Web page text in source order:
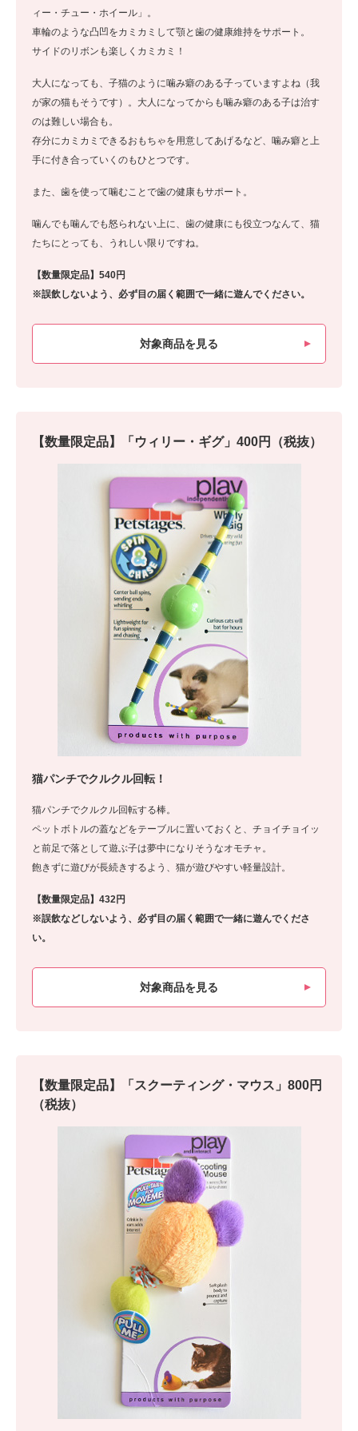
ィー・チュー・ホイール」。
車輪のような凸凹をカミカミして顎と歯の健康維持をサポート。
サイドのリボンも楽しくカミカミ！
大人になっても、子猫のように噛み癖のある子っていますよね（我
が家の猫もそうです）。大人になってからも噛み癖のある子は治す
のは難しい場合も。
存分にカミカミできるおもちゃを用意してあげるなど、噛み癖と上
手に付き合っていくのもひとつです。
また、歯を使って噛むことで歯の健康もサポート。
噛んでも噛んでも怒られない上に、歯の健康にも役立つなんて、猫
たちにとっても、うれしい限りですね。
【数量限定品】540円
※誤飲しないよう、必ず目の届く範囲で一緒に遊んでください。
対象商品を見る
【数量限定品】「ウィリー・ギグ」400円（税抜）
猫パンチでクルクル回転！
猫パンチでクルクル回転する棒。
ペットボトルの蓋などをテーブルに置いておくと、チョイチョイッ
と前足で落として遊ぶ子は夢中になりそうなオモチャ。
飽きずに遊びが長続きするよう、猫が遊びやすい軽量設計。
【数量限定品】432円
※誤飲などしないよう、必ず目の届く範囲で一緒に遊んでくださ
い。
対象商品を見る
【数量限定品】「スクーティング・マウス」800円
（税抜）